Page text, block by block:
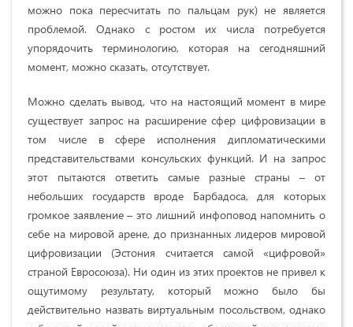
можно пока пересчитать по пальцам рук) не является
проблемой. Однако с ростом их числа потребуется
упорядочить терминологию, которая на сегодняшний
момент, можно сказать, отсутствует.
Можно сделать вывод, что на настоящий момент в мире
существует запрос на расширение сфер цифровизации в
том числе в сфере исполнения дипломатическими
представительствами консульских функций. И на запрос
этот пытаются ответить самые разные страны – от
небольших государств вроде Барбадоса, для которых
громкое заявление – это лишний инфоповод напомнить о
себе на мировой арене, до признанных лидеров мировой
цифровизации (Эстония считается самой «цифровой»
страной Евросоюза). Ни один из этих проектов не привел к
ощутимому результату, который можно было бы
действительно назвать виртуальным посольством, однако